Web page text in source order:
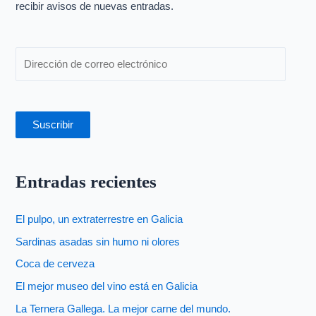
o
recibir avisos de nuevas entradas.
Suscribir
Entradas recientes
El pulpo, un extraterrestre en Galicia
Sardinas asadas sin humo ni olores
Coca de cerveza
El mejor museo del vino está en Galicia
La Ternera Gallega. La mejor carne del mundo.